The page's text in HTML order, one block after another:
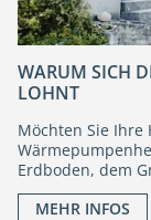
WARUM SICH
LOHNT
Möchten Sie Ihre
Erdboden, dem
MEHR INFOS